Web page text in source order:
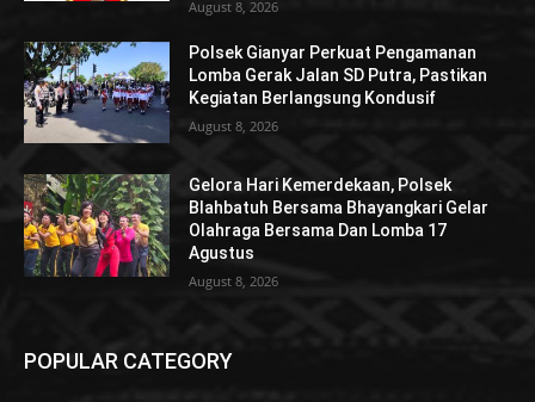
August 8, 2026
Polsek Gianyar Perkuat Pengamanan
Lomba Gerak Jalan SD Putra, Pastikan
Kegiatan Berlangsung Kondusif
August 8, 2026
Gelora Hari Kemerdekaan, Polsek
Blahbatuh Bersama Bhayangkari Gelar
Olahraga Bersama Dan Lomba 17
Agustus
August 8, 2026
POPULAR CATEGORY